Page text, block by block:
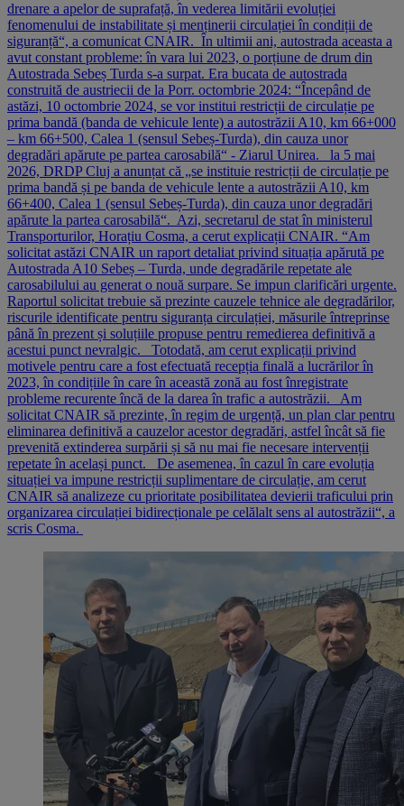
drenare a apelor de suprafață, în vederea limitării evoluției
fenomenului de instabilitate și menținerii circulației în condiții de
siguranță“, a comunicat CNAIR. În ultimii ani, autostrada aceasta a
avut constant probleme: în vara lui 2023, o porțiune de drum din
Autostrada Sebeș Turda s-a surpat. Era bucata de autostrada
construită de austriecii de la Porr. octombrie 2024: “Începând de
astăzi, 10 octombrie 2024, se vor institui restricții de circulație pe
prima bandă (banda de vehicule lente) a autostrăzii A10, km 66+000
– km 66+500, Calea 1 (sensul Sebeș-Turda), din cauza unor
degradări apărute pe partea carosabilă“ - Ziarul Unirea. la 5 mai
2026, DRDP Cluj a anunțat că „se instituie restricții de circulație pe
prima bandă și pe banda de vehicule lente a autostrăzii A10, km
66+400, Calea 1 (sensul Sebeș-Turda), din cauza unor degradări
apărute la partea carosabilă“. Azi, secretarul de stat în ministerul
Transporturilor, Horațiu Cosma, a cerut explicații CNAIR. “Am
solicitat astăzi CNAIR un raport detaliat privind situația apărută pe
Autostrada A10 Sebeș – Turda, unde degradările repetate ale
carosabilului au generat o nouă surpare. Se impun clarificări urgente.
Raportul solicitat trebuie să prezinte cauzele tehnice ale degradărilor,
riscurile identificate pentru siguranța circulației, măsurile întreprinse
până în prezent și soluțiile propuse pentru remedierea definitivă a
acestui punct nevralgic. Totodată, am cerut explicații privind
motivele pentru care a fost efectuată recepția finală a lucrărilor în
2023, în condițiile în care în această zonă au fost înregistrate
probleme recurente încă de la darea în trafic a autostrăzii. Am
solicitat CNAIR să prezinte, în regim de urgență, un plan clar pentru
eliminarea definitivă a cauzelor acestor degradări, astfel încât să fie
prevenită extinderea surpării și să nu mai fie necesare intervenții
repetate în același punct. De asemenea, în cazul în care evoluția
situației va impune restricții suplimentare de circulație, am cerut
CNAIR să analizeze cu prioritate posibilitatea devierii traficului prin
organizarea circulației bidirecționale pe celălalt sens al autostrăzii“, a
scris Cosma.